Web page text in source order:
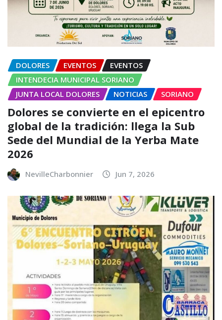
DOLORES EVENTOS
EVENTOS
INTENDECIA MUNICIPAL SORIANO
JUNTA LOCAL DOLORES
NOTICIAS SORIANO
Dolores se convierte en el epicentro
global de la tradición: llega la Sub
Sede del Mundial de la Yerba Mate
2026
NevilleCharbonnier Jun 7, 2026